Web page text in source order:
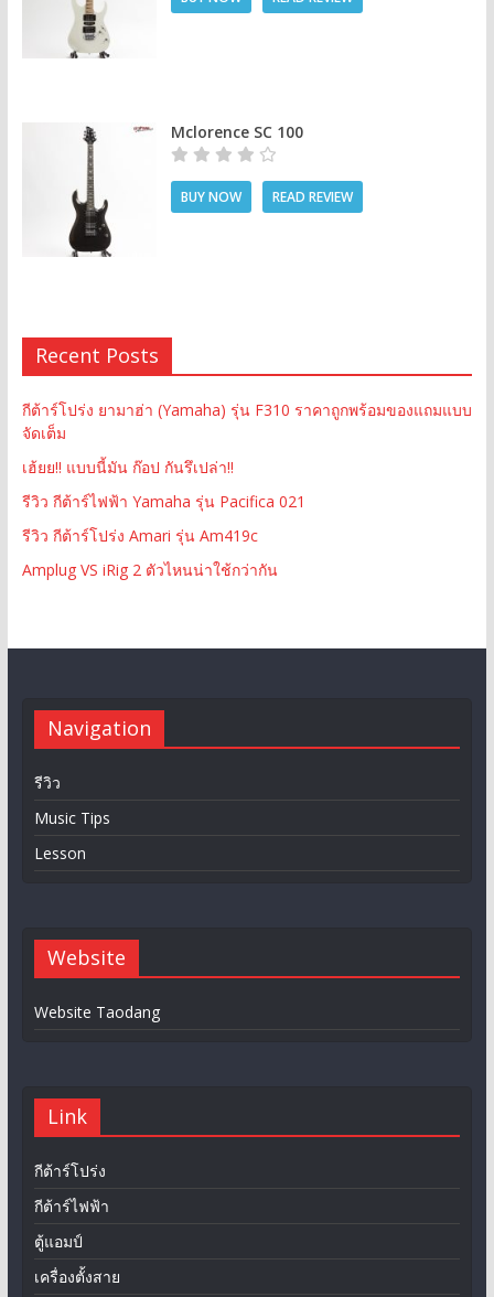
Mclorence SC 100
BUY NOW READ REVIEW
Recent Posts
กีต้าร์โปร่ง ยามาฮ่า (Yamaha) รุ่น F310 ราคาถูกพร้อมของแถมแบบ
จัดเต็ม
เฮ้ยย!! แบบนี้มัน ก๊อป กันรึเปล่า!!
รีวิว กีต้าร์ไฟฟ้า Yamaha รุ่น Pacifica 021
รีวิว กีต้าร์โปร่ง Amari รุ่น Am419c
Amplug VS iRig 2 ตัวไหนน่าใช้กว่ากัน
Navigation
รีวิว
Music Tips
Lesson
Website
Website Taodang
Link
กีต้าร์โปร่ง
กีต้าร์ไฟฟ้า
ตู้แอมป์
เครื่องตั้งสาย